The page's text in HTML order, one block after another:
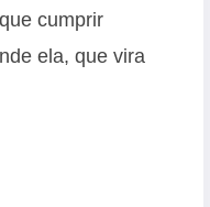
cumprir
ela, que vira